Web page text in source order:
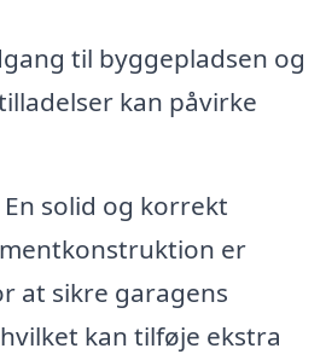
til byggepladsen og
kan påvirke
En solid og korrekt
er
at sikre garagens
kan tilføje ekstra